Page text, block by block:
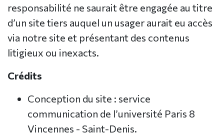
responsabilité ne saurait être engagée au titre
d’un site tiers auquel un usager aurait eu accès
via notre site et présentant des contenus
litigieux ou inexacts.
Crédits
Conception du site : service
communication de l’université Paris 8
Vincennes - Saint-Denis.